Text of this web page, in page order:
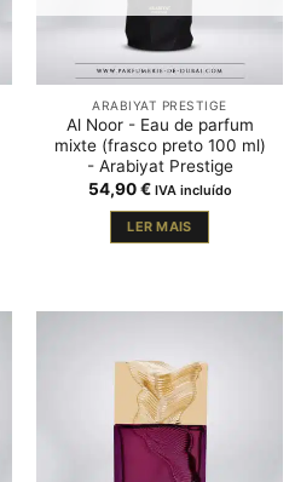
ARABIYAT PRESTIGE
Al Noor - Eau de parfum
mixte (frasco preto 100 ml)
- Arabiyat Prestige
54,90€ IVA incluído
LER MAIS